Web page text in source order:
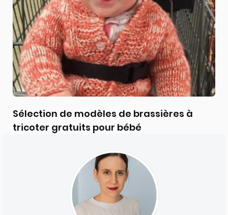
Sélection de modèles de brassières à
tricoter gratuits pour bébé